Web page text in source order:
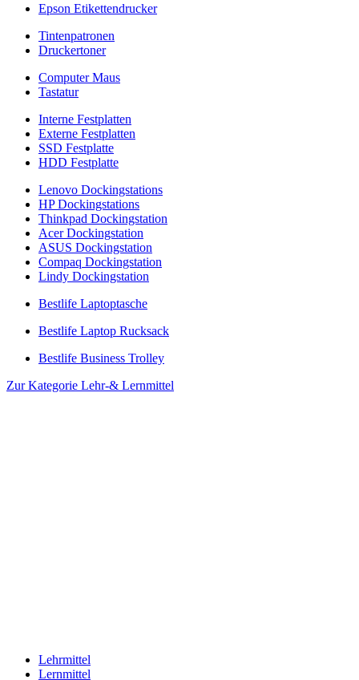
Epson Etikettendrucker
Tintenpatronen
Druckertoner
Computer Maus
Tastatur
Interne Festplatten
Externe Festplatten
SSD Festplatte
HDD Festplatte
Lenovo Dockingstations
HP Dockingstations
Thinkpad Dockingstation
Acer Dockingstation
ASUS Dockingstation
Compaq Dockingstation
Lindy Dockingstation
Bestlife Laptoptasche
Bestlife Laptop Rucksack
Bestlife Business Trolley
Zur Kategorie Lehr-& Lernmittel
Lehrmittel
Lernmittel